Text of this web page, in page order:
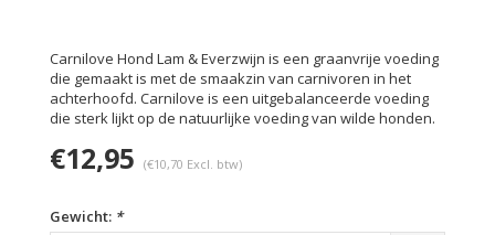
Carnilove Hond Lam & Everzwijn is een graanvrije voeding
die gemaakt is met de smaakzin van carnivoren in het
achterhoofd. Carnilove is een uitgebalanceerde voeding
die sterk lijkt op de natuurlijke voeding van wilde honden.
€12,95 (€10,70 Excl. btw)
Gewicht: *